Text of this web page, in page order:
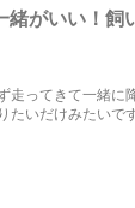
緒がいい！
走ってきて一緒
いだけみたいです